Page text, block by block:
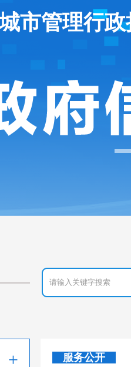
市管理行
服务公开